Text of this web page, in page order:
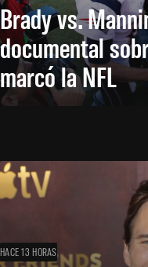
Brady vs.
documental
marcó la NFL
HACE 13 HORAS